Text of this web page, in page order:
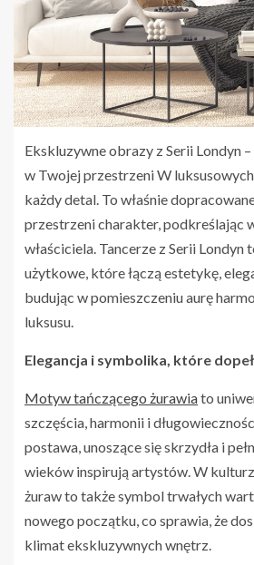
Ekskluzywne obrazy z Serii Londyn
w Twojej przestrzeni W
każdy detal. To właśnie
przestrzeni charakter, podkreślając
właściciela. Tancerze z Serii Londyn
użytkowe, które łączą estetykę,
budując w pomieszczeniu aurę
luksusu.
Elegancja i symbolika, które
Motyw tańczącego żurawiato
szczęścia, harmonii i
postawa, unoszące się skrzydła i
wieków inspirują artystów. W
żuraw to także symbol trwałych
nowego początku, co sprawia, że
klimat ekskluzywnych wnętrz.